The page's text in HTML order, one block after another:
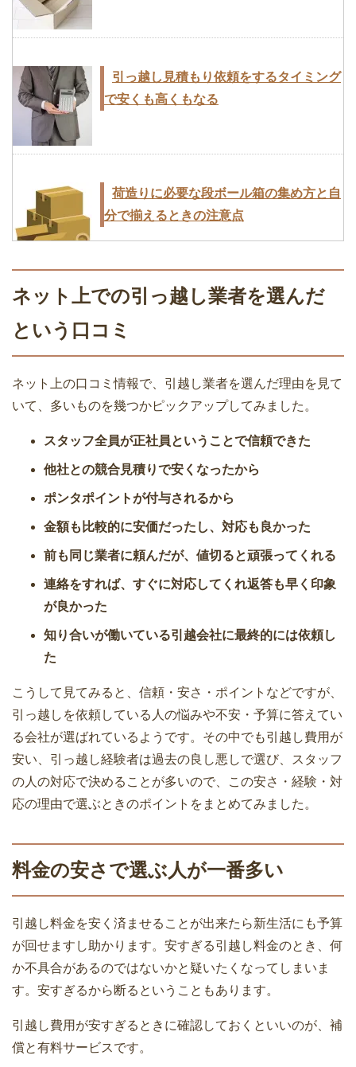
して準備を進める人が3割
冷蔵庫が冷えないときに確認・試したい
14のチェックポイント
単身での自力で引越しは楽だけど失敗
も・・・段取りが大事
5つのポイント
大手引越業者と地域密着引越業者にはそ
れぞれ良い点がある
引っ越し見積もり依頼をするタイミング
で安くも高くもなる
荷造りに必要な段ボール箱の集め方と自
分で揃えるときの注意点
引越しが決まったときやることをスケジ
ュール表にまとめる
ール！聞きたいことリスト
見積もり入手方法・チェック項目
引越し荷物搬出後の掃除は必要？綺麗に
することで敷金が戻ってくることも
を少なくし物件も転勤者エリアを選ぶ
ネット上での引っ越し業者を選んだ
という口コミ
ネット上の口コミ情報で、引越し業者を選んだ理由を見て
いて、多いものを幾つかピックアップしてみました。
スタッフ全員が正社員ということで信頼できた
他社との競合見積りで安くなったから
ポンタポイントが付与されるから
金額も比較的に安価だったし、対応も良かった
前も同じ業者に頼んだが、値切ると頑張ってくれる
連絡をすれば、すぐに対応してくれ返答も早く印象
が良かった
知り合いが働いている引越会社に最終的には依頼し
た
こうして見てみると、信頼・安さ・ポイントなどですが、
引っ越しを依頼している人の悩みや不安・予算に答えてい
る会社が選ばれているようです。その中でも引越し費用が
安い、引っ越し経験者は過去の良し悪しで選び、スタッフ
の人の対応で決めることが多いので、この安さ・経験・対
応の理由で選ぶときのポイントをまとめてみました。
料金の安さで選ぶ人が一番多い
引越し料金を安く済ませることが出来たら新生活にも予算
が回せますし助かります。安すぎる引越し料金のとき、何
か不具合があるのではないかと疑いたくなってしまいま
す。安すぎるから断るということもあります。
引越し費用が安すぎるときに確認しておくといいのが、補
償と有料サービスです。